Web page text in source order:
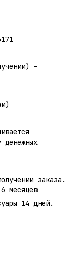
–
денежных
заказа.
месяцев
14 дней.